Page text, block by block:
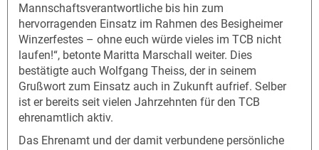
Mannschaftsverantwortliche bis hin zum
hervorragenden Einsatz im Rahmen des Besigheimer
Winzerfestes – ohne euch würde vieles im TCB nicht
laufen!“, betonte Maritta Marschall weiter. Dies
bestätigte auch Wolfgang Theiss, der in seinem
Grußwort zum Einsatz auch in Zukunft aufrief. Selber
ist er bereits seit vielen Jahrzehnten für den TCB
ehrenamtlich aktiv.
Das Ehrenamt und der damit verbundene persönliche